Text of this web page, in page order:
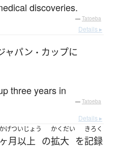
discoveries.
— Tatoeba
Details ▸
ャパン ・ カップに
three years in
— Tatoeba
Details ▸
かげつ
ヶ月
いじょう
以上 の
かくだい
拡大 を
きろく
記録